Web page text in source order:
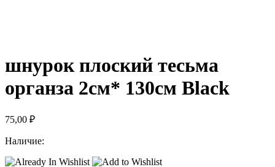
шнурок плоский тесьма
органза 2см* 130см Black
75,00 ₽
Наличие: